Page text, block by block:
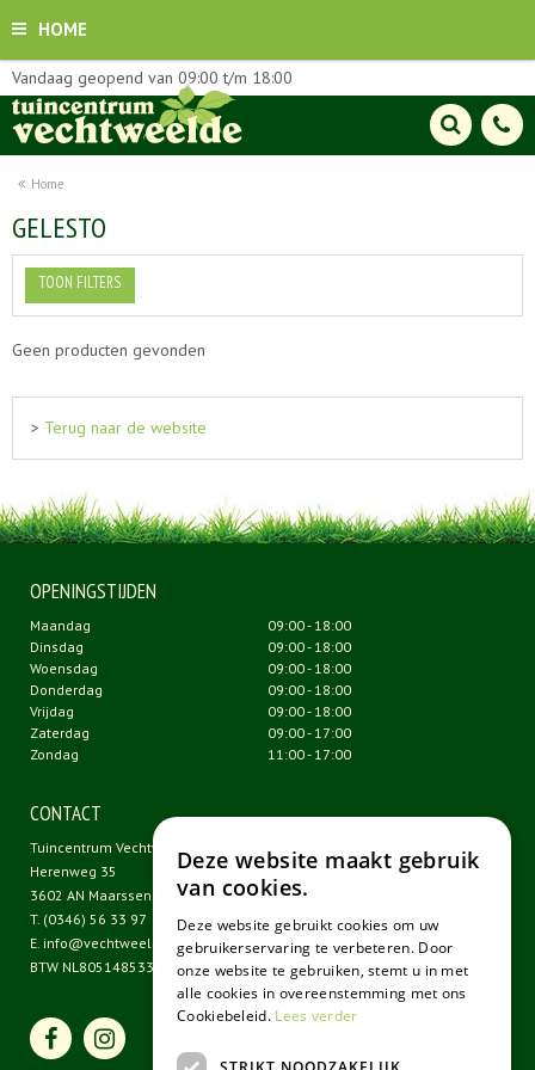
HOME
Home
Vandaag geopend van 09:00 t/m 18:00
GELESTO
TOON FILTERS
Geen producten gevonden
> Terug naar de website
OPENINGSTIJDEN
Maandag
09:00 - 18:00
Dinsdag
09:00 - 18:00
Woensdag
09:00 - 18:00
Donderdag
09:00 - 18:00
Vrijdag
09:00 - 18:00
Zaterdag
09:00 - 17:00
Zondag
11:00 - 17:00
CONTACT
Tuincentrum Vechtweelde
Herenweg 35
3602 AN Maarssen
T. (0346) 56 33 97
E. info@vechtweelde.nl
BTW NL805148533B01
Deze website maakt gebruik
van cookies.
Deze website gebruikt cookies om uw
gebruikerservaring te verbeteren. Door
onze website te gebruiken, stemt u in met
alle cookies in overeenstemming met ons
Cookiebeleid. Lees verder